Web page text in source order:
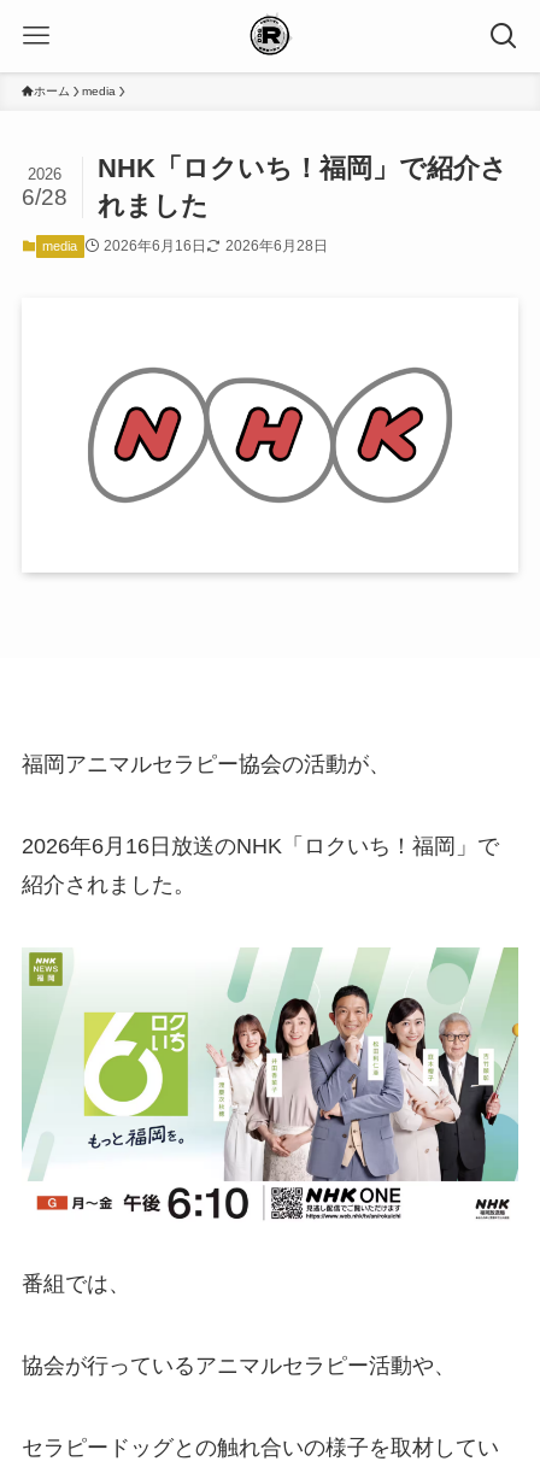
ホーム media
NHK「ロクいち！福岡」で紹介さ
れました
2026
6/28
media 2026年6月16日 2026年6月28日
福岡アニマルセラピー協会の活動が、
2026年6月16日放送のNHK「ロクいち！福岡」で
紹介されました。
番組では、
協会が行っているアニマルセラピー活動や、
セラピードッグとの触れ合いの様子を取材してい